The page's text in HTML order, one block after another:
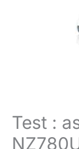
Test :